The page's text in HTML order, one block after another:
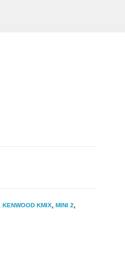
KENWOOD KMIX MINI 2